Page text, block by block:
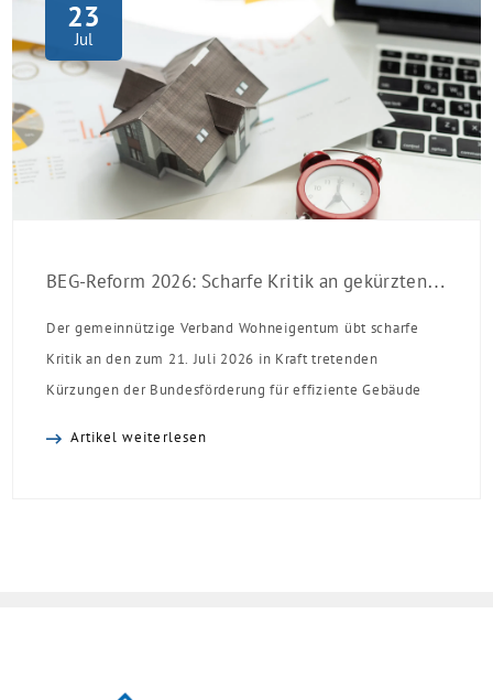
23
Jul
BEG-Reform 2026: Scharfe Kritik an gekürzten Sanierungsförderungen
Der gemeinnützige Verband Wohneigentum übt scharfe
Kritik an den zum 21. Juli 2026 in Kraft tretenden
Kürzungen der Bundesförderung für effiziente Gebäude
Artikel weiterlesen